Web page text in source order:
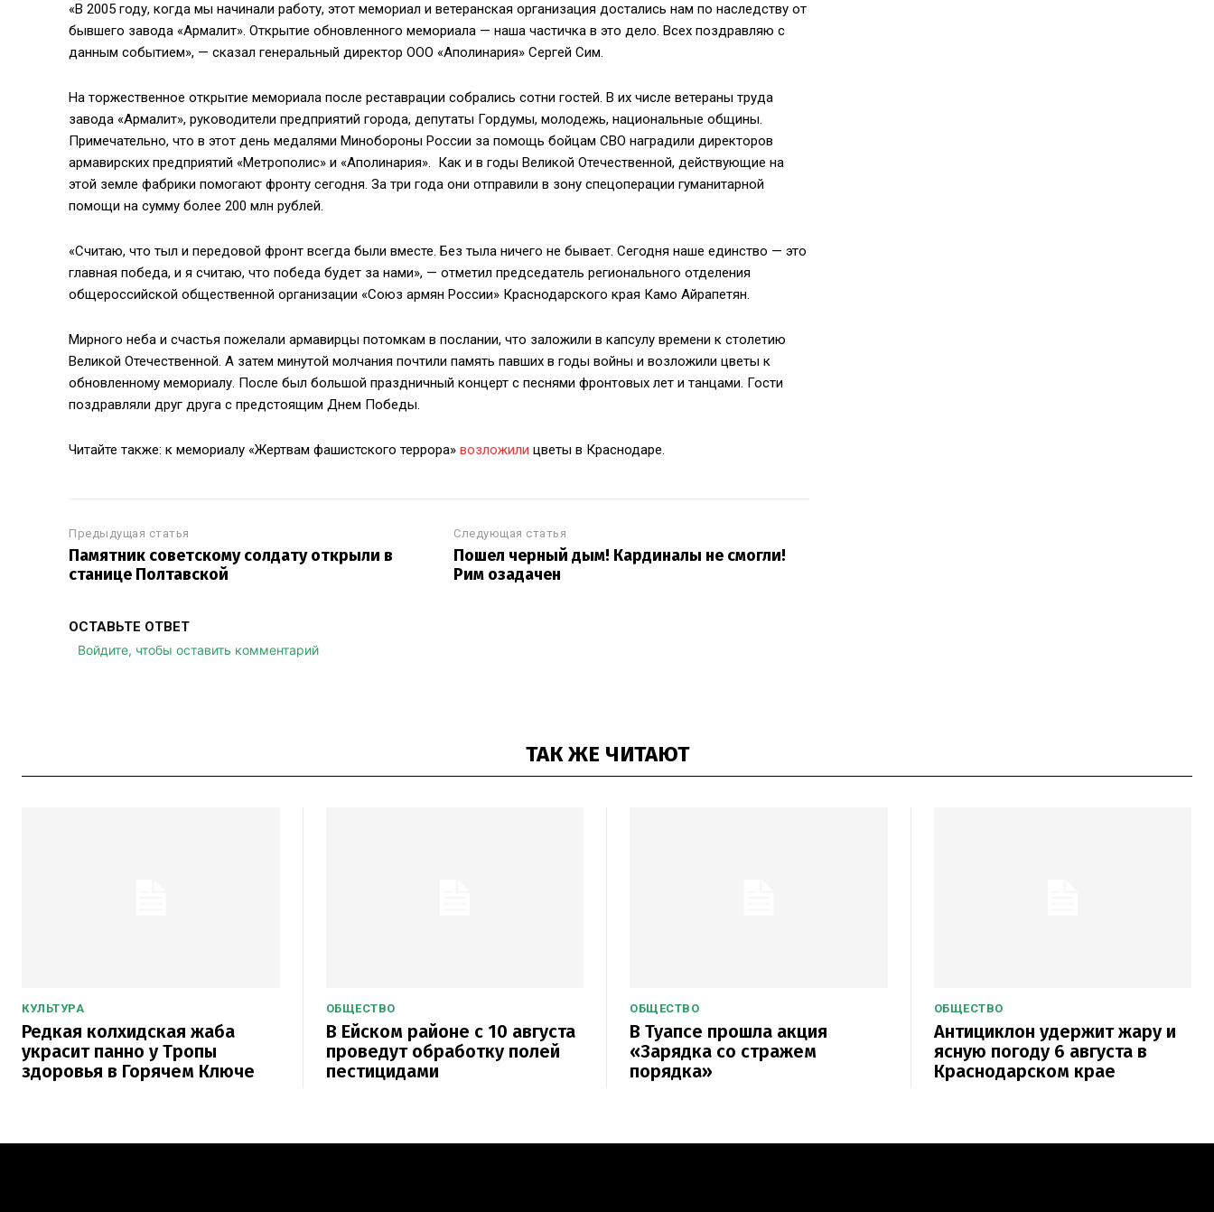
«В 2005 году, когда мы начинали работу, этот мемориал и ветеранская организация достались нам по наследству от
бывшего завода «Армалит». Открытие обновленного мемориала — наша частичка в это дело. Всех поздравляю с
данным событием», — сказал генеральный директор ООО «Аполинария» Сергей Сим.
На торжественное открытие мемориала после реставрации собрались сотни гостей. В их числе ветераны труда
завода «Армалит», руководители предприятий города, депутаты Гордумы, молодежь, национальные общины.
Примечательно, что в этот день медалями Минобороны России за помощь бойцам СВО наградили директоров
армавирских предприятий «Метрополис» и «Аполинария». Как и в годы Великой Отечественной, действующие на
этой земле фабрики помогают фронту сегодня. За три года они отправили в зону спецоперации гуманитарной
помощи на сумму более 200 млн рублей.
«Считаю, что тыл и передовой фронт всегда были вместе. Без тыла ничего не бывает. Сегодня наше единство — это
главная победа, и я считаю, что победа будет за нами», — отметил председатель регионального отделения
общероссийской общественной организации «Союз армян России» Краснодарского края Камо Айрапетян.
Мирного неба и счастья пожелали армавирцы потомкам в послании, что заложили в капсулу времени к столетию
Великой Отечественной. А затем минутой молчания почтили память павших в годы войны и возложили цветы к
обновленному мемориалу. После был большой праздничный концерт с песнями фронтовых лет и танцами. Гости
поздравляли друг друга с предстоящим Днем Победы.
Читайте также: к мемориалу «Жертвам фашистского террора» возложили цветы в Краснодаре.
Предыдущая статья
Памятник советскому солдату открыли в
станице Полтавской
Следующая статья
Пошел черный дым! Кардиналы не смогли!
Рим озадачен
ОСТАВЬТЕ ОТВЕТ
Войдите, чтобы оставить комментарий
ТАК ЖЕ ЧИТАЮТ
КУЛЬТУРА
Редкая колхидская жаба
украсит панно у Тропы
здоровья в Горячем Ключе
ОБЩЕСТВО
В Ейском районе с 10 августа
проведут обработку полей
пестицидами
ОБЩЕСТВО
В Туапсе прошла акция
«Зарядка со стражем
порядка»
ОБЩЕСТВО
Антициклон удержит жару и
ясную погоду 6 августа в
Краснодарском крае